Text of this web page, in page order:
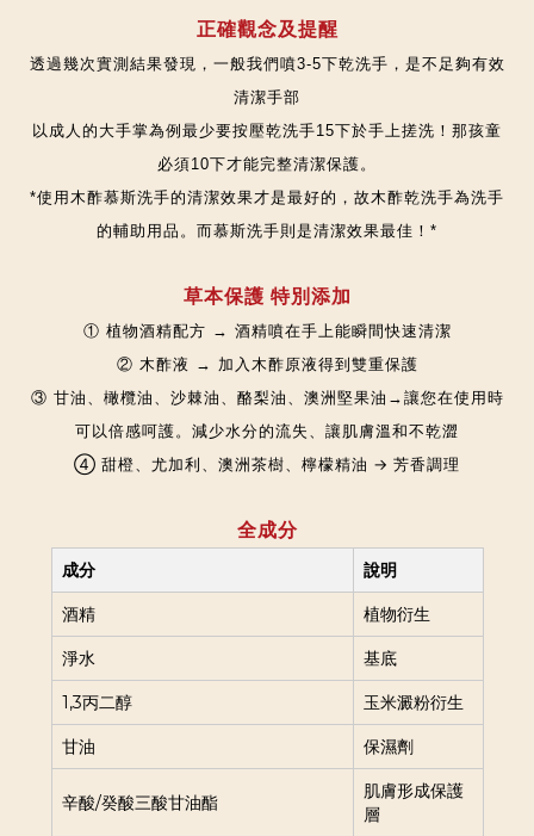
正確觀念及提醒
透過幾次實測結果發現，一般我們噴3-5下乾洗手，是不足夠有效
清潔手部
以成人的大手掌為例最少要按壓乾洗手15下於手上搓洗！那孩童
必須10下才能完整清潔保護。
*使用木酢慕斯洗手的清潔效果才是最好的，故木酢乾洗手為洗手
的輔助用品。而慕斯洗手則是清潔效果最佳！*
草本保護 特別添加
① 植物酒精配方 → 酒精噴在手上能瞬間快速清潔
② 木酢液 → 加入木酢原液得到雙重保護
③ 甘油、橄欖油、沙棘油、酪梨油、澳洲堅果油→讓您在使用時
可以倍感呵護。減少水分的流失、讓肌膚溫和不乾澀
④ 甜橙、尤加利、澳洲茶樹、檸檬精油 → 芳香調理
全成分
成分 說明
酒精 植物衍生
淨水 基底
1,3丙二醇 玉米澱粉衍生
甘油 保濕劑
辛酸/癸酸三酸甘油酯
肌膚形成保護
層